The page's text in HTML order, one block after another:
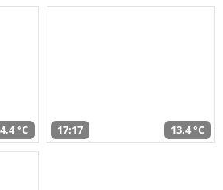
°C 17:17 13,4 °C